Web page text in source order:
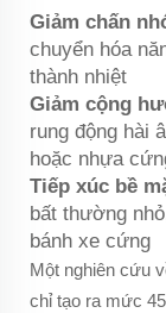
Giảm chấn
chuyển hóa
thành nhiệt
Giảm cộng
rung động hài
hoặc nhựa
Tiếp xúc bề
bất thường
bánh xe cứng
Một nghiên cứu
chỉ tạo ra mức